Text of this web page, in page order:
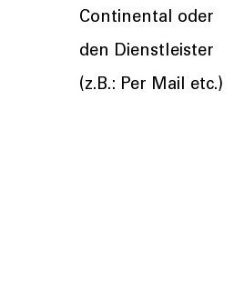
Continental oder
den Dienstleister
(z.B.: Per Mail etc.)